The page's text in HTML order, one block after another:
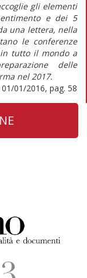
gli elementi
e dei 5
una lettera, nella
le conferenze
tutto il mondo a
delle
nel 2017.
01/2016, pag. 58